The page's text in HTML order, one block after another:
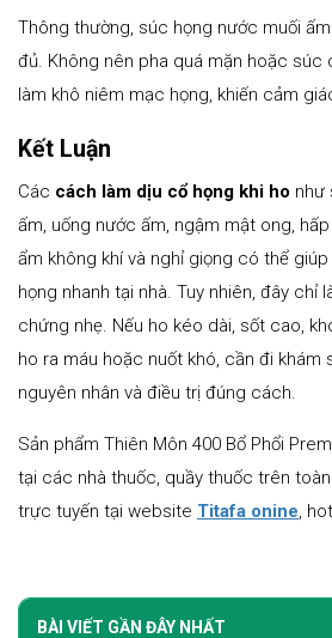
Thông thường, súc họng nước muối
đủ. Không nên pha quá mặn hoặc súc
làm khô niêm mạc họng, khiến cảm
Kết Luận
Các cách làm dịu cổ họng khi ho như
ấm, uống nước ấm, ngậm mật ong,
ẩm không khí và nghỉ giọng có thể
họng nhanh tại nhà. Tuy nhiên, đây chỉ
chứng nhẹ. Nếu ho kéo dài, sốt cao,
ho ra máu hoặc nuốt khó, cần đi khám
nguyên nhân và điều trị đúng cách.
Sản phẩm Thiên Môn 400 Bổ Phổi
tại các nhà thuốc, quầy thuốc trên
trực tuyến tại website Titafa onine,
BÀI VIẾT GẦN ĐÂY NHẤT